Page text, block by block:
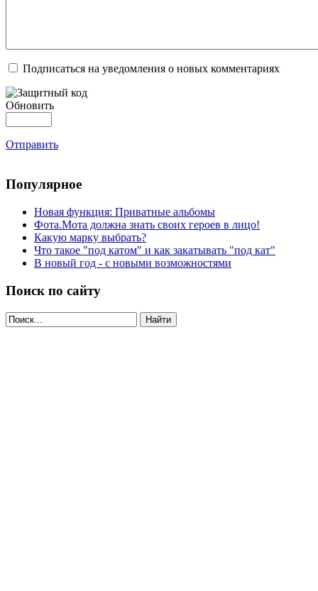
Подписаться на уведомления о новых комментариях
Обновить
Отправить
Популярное
Новая функция: Приватные альбомы
Фота.Мота должна знать своих героев в лицо!
Какую марку выбрать?
Что такое "под катом" и как закатывать "под кат"
В новый год - с новыми возможностями
Поиск по сайту
Найти